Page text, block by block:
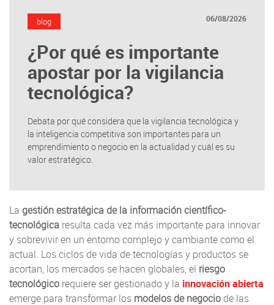
blog 06/08/2026
¿Por qué es importante
apostar por la vigilancia
tecnológica?
Debata por qué considera que la vigilancia tecnológica y
la inteligencia competitiva son importantes para un
emprendimiento o negocio en la actualidad y cuál es su
valor estratégico.
La gestión estratégica de la información científico-
tecnológica resulta cada vez más importante para innovar
y sobrevivir en un entorno complejo y cambiante como el
actual. Los ciclos de vida de tecnologías y productos se
acortan, los mercados se hacen globales, el riesgo
tecnológico requiere ser gestionado y la innovación abierta
emerge para transformar los modelos de negocio de las